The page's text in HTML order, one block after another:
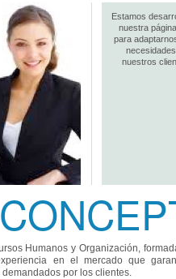
Humanos y Organización,
en el mercado que
por los clientes.
Estamos
nuestra
para
nuestros